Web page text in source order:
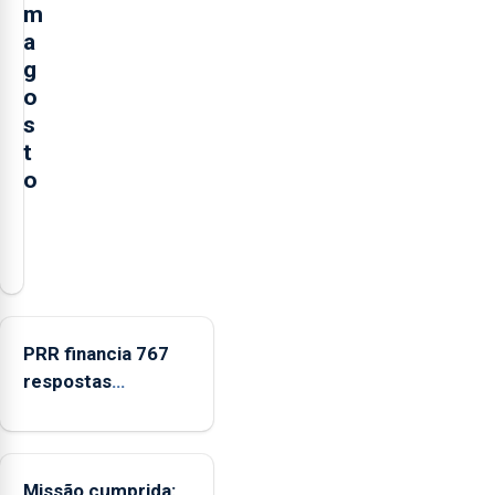
m
a
g
o
s
t
o
Municipal
Grande
está
PRR financia 767
respostas
Açores com